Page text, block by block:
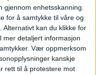
gjennom enhetsskanning.
for å samtykke til våre og
Alternativt kan du klikke for
mer detaljert informasjon
Vær oppmerksom
kanskje
rett til å protestere mot